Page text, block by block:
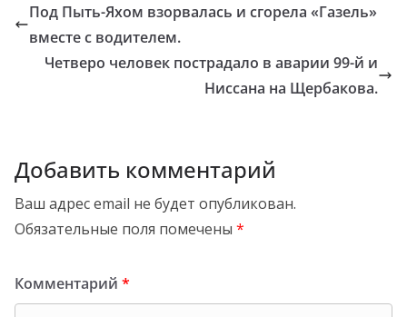
Под Пыть-Яхом взорвалась и сгорела «Газель»
вместе с водителем.
Четверо человек пострадало в аварии 99-й и
Ниссана на Щербакова.
Добавить комментарий
Ваш адрес email не будет опубликован.
Обязательные поля помечены *
Комментарий *